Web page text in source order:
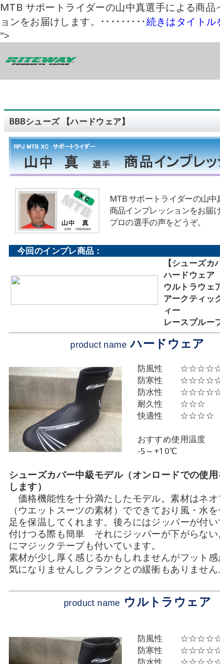
MTB サポートライダーの山中真選手による商品
ョンをお届けします。･････････続きはタイト
">
BBBシューズ 【ハードウェア】
MTB サポートライダーの山
商品インプレッションをお届
プロの選手の声をどうぞ。
今回のインプレ商品：
【シューズカ
ハードウェア
ウルトラウェ
アークティッ
ィー
レースプルー
product name ハードウェア
防風性
防寒性
防水性
耐久性 ☆☆☆
快適性 ☆☆☆☆
おすすめ使用温度
-5～+10℃
シューズカバー中級モデル（オンロードでの使
します）
価格機能性を十分満たしたモデル。素材はネ
（ウエットスーツの素材）でできており風・水
足を保温してくれます。後ろにはジッパーが付
付けつる際も簡単 それにジッパーが下がらな
にマジックテープも付いています。
素材が少し厚く感じるかもしれませんがフット
気になりませんしクランクとの緩衝もありませ
product name ウルトラウェア
防風性
防寒性